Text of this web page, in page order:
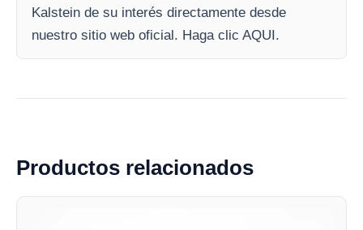
Kalstein de su interés directamente desde
nuestro sitio web oficial. Haga clic AQUI.
Productos relacionados